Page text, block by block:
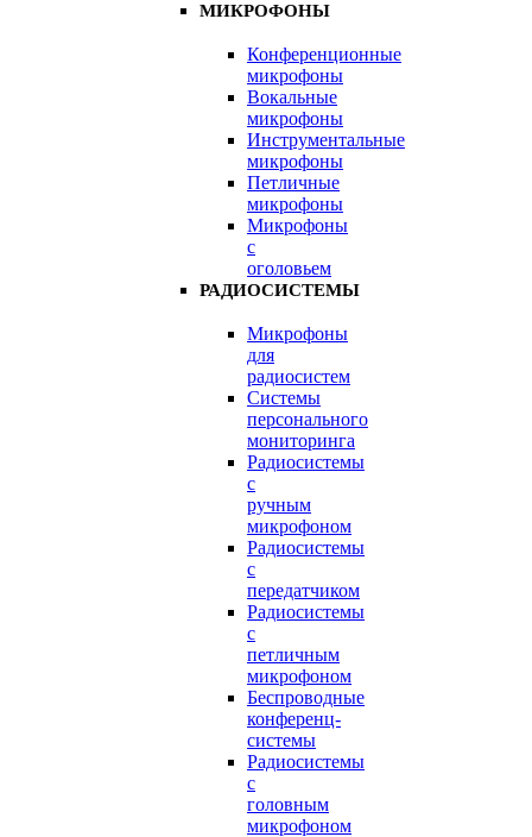
МИКРОФОНЫ
Конференционные
микрофоны
Вокальные
микрофоны
Инструментальные
микрофоны
Петличные
микрофоны
Микрофоны
с
оголовьем
РАДИОСИСТЕМЫ
Микрофоны
для
радиосистем
Системы
персонального
мониторинга
Радиосистемы
c
ручным
микрофоном
Радиосистемы
с
передатчиком
Радиосистемы
с
петличным
микрофоном
Беспроводные
конференц-
системы
Радиосистемы
с
головным
микрофоном